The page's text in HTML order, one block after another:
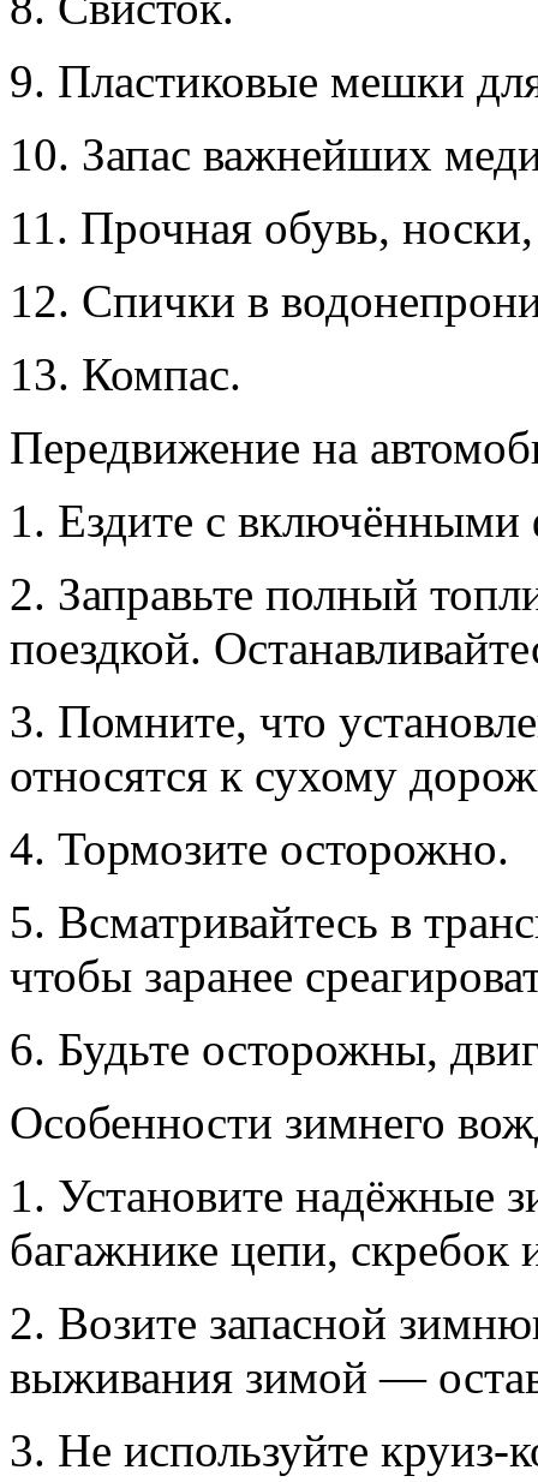
9. Пластиковые мешки
10. Запас важнейших
11. Прочная обувь,
12. Спички в
13. Компас.
Передвижение на
1. Ездите с включёнными
2. Заправьте полный
поездкой.
3. Помните, что
относятся к сухому
4. Тормозите осторожно.
5. Всматривайтесь в
чтобы заранее
6. Будьте осторожны,
Особенности зимнего
1. Установите надёжные
багажнике цепи,
2. Возите запасной
выживания зимой —
3. Не используйте круиз-